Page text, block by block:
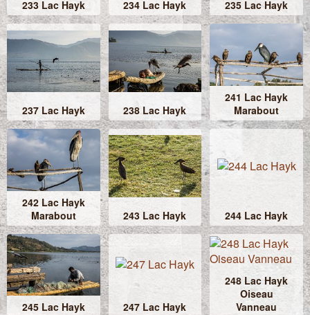
233 Lac Hayk 234 Lac Hayk 235 Lac Hayk
237 Lac Hayk 238 Lac Hayk
241 Lac Hayk
Marabout
242 Lac Hayk
Marabout
243 Lac Hayk 244 Lac Hayk
245 Lac Hayk 247 Lac Hayk
248 Lac Hayk
Oiseau
Vanneau